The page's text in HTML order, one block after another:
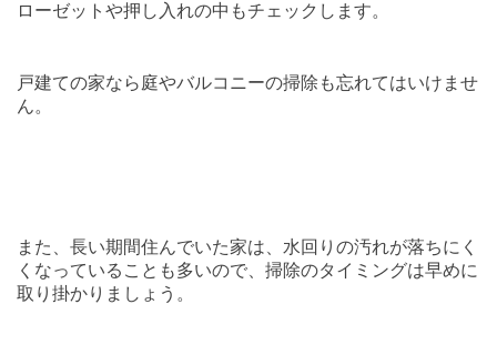
ローゼットや押し入れの中もチェックします。
戸建ての家なら庭やバルコニーの掃除も忘れてはいけませ
ん。
また、長い期間住んでいた家は、水回りの汚れが落ちにく
くなっていることも多いので、掃除のタイミングは早めに
取り掛かりましょう。